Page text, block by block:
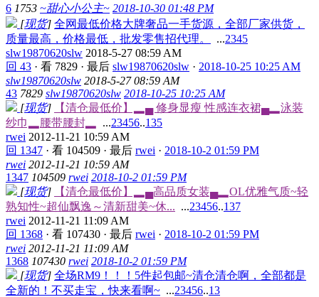
6 1753 ~甜心小公主~ 2018-10-30 01:48 PM
[现货] 全网最低价格大牌奢品一手货源，全部厂家供货，
质量最高，价格最低，批发零售招代理。
...2345
slw19870620slw 2018-5-27 08:59 AM
回 43 · 看 7829 · 最后 slw19870620slw · 2018-10-25 10:25 AM
slw19870620slw 2018-5-27 08:59 AM
43 7829 slw19870620slw 2018-10-25 10:25 AM
[现货]
【清仓最低价】▂▄ 修身显瘦 性感连衣裙▄▂泳装
纱巾▂腰带腰封▂
...23456..135
rwei 2012-11-21 10:59 AM
回 1347 · 看 104509 · 最后 rwei · 2018-10-2 01:59 PM
rwei 2012-11-21 10:59 AM
1347 104509 rwei 2018-10-2 01:59 PM
[现货]
【清仓最低价】▂▄高品质女装▄▂OL优雅气质~轻
熟知性~超仙飘逸～清新甜美~休... ...23456..137
rwei 2012-11-21 11:09 AM
回 1368 · 看 107430 · 最后 rwei · 2018-10-2 01:59 PM
rwei 2012-11-21 11:09 AM
1368 107430 rwei 2018-10-2 01:59 PM
[现货] 全场RM9！！！5件起包邮~清仓清仓啊，全部都是
全新的！不买走宝，快来看啊~ ...23456..13